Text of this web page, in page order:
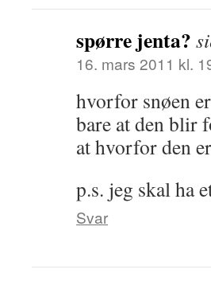
spørre jenta?
16. mars 2011 kl.
hvorfor snøen
bare at den blir
at hvorfor den
p.s. jeg skal ha
Svar